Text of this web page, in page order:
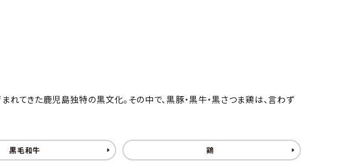
下
てきた鹿児島独特の黒文化。その中で、黒豚・黒牛・黒さつま鶏は、言わず
黒毛和牛 鶏